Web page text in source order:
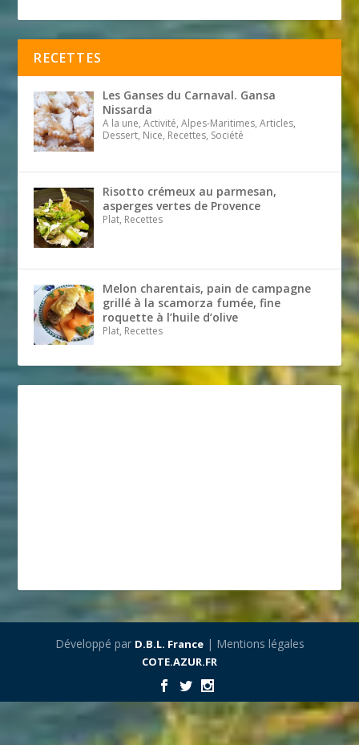
RECETTES
Les Ganses du Carnaval. Gansa
Nissarda
A la une, Activité, Alpes-Maritimes, Articles,
Dessert, Nice, Recettes, Société
Risotto crémeux au parmesan,
asperges vertes de Provence
Plat, Recettes
Melon charentais, pain de campagne
grillé à la scamorza fumée, fine
roquette à l’huile d’olive
Plat, Recettes
Développé par D.B.L. France| Mentions légales
COTE.AZUR.FR